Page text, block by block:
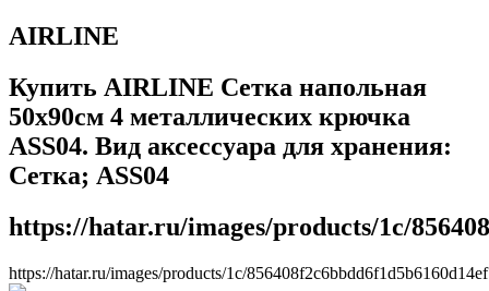
AIRLINE
Купить AIRLINE Сетка напольная
50х90см 4 металлических крючка
ASS04. Вид аксессуара для хранения:
Сетка; ASS04
https://hatar.ru/images/products/1c/
https://hatar.ru/images/products/1c/